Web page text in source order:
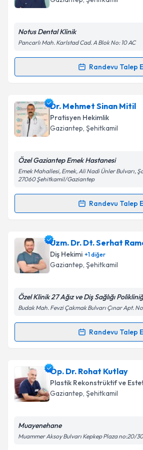
Kişisel verilerimin işlenmesine
Metni'ni okudum ve kişisel
Takvim Talebini
Notus Dental Klinik
Pancarlı Mah. Karlstad Cad. A Blok No: 10 AC
Randevu Talep
Randevu Takvimi Talebi
Dt. Melih Dağcıiçin randevu
Size bu uzmandan randevu
hazırlandığında e-posta ile
Kişisel verilerimin işlenmesine
'ni okudum ve kişisel
kapsamda işlenmesini kabul
Takvim Talebini
Dr. Mehmet Sinan Mitil
Pratisyen Hekimlik
Gaziantep, Şehitkamil
Özel Gaziantep Emek Hastanesi
Emek Mahallesi, Emek, Ali Nadi Ünler Bulvarı,
27060 Şehitkamil/Gaziantep
Randevu Talep
Randevu Takvimi Talebi
Dr. Mehmet Sinan Mitiliçin
oluşturun. Size bu uzmandan
takvim hazırlandığında e-posta ile
Kişisel verilerimin işlenmesine
Metni'ni okudum ve kişisel
Takvim Talebini
Uzm. Dr. Dt. Serhat
Diş Hekimi +1diğer
Gaziantep, Şehitkamil
Özel Klinik 27 Ağız ve Diş Sağlığı
Budak Mah. Fevzi Çakmak Bulvarı Çınar Apt.
Randevu Talep
Randevu Takvimi Talebi
Uzm. Dr. Dt. Serhat Ramoğlu
talebi oluşturun. Size bu uzmandan
için bir takvim hazırlandığında e-
bilgilendireceğiz.
Op. Dr. Rohat Kutlay
Plastik Rekonstrüktif ve
Gaziantep, Şehitkamil
Muayenehane
Muammer Aksoy Bulvarı Kepkep Plaza no:20/